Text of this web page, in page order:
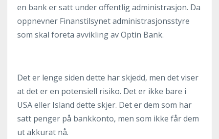
en bank er satt under offentlig administrasjon. Da
oppnevner Finanstilsynet administrasjonsstyre
som skal foreta avvikling av Optin Bank.
Det er lenge siden dette har skjedd, men det viser
at det er en potensiell risiko. Det er ikke bare i
USA eller Island dette skjer. Det er dem som har
satt penger på bankkonto, men som ikke får dem
ut akkurat nå.